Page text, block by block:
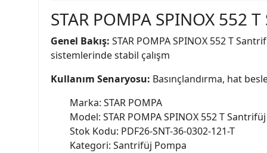
STAR POMPA SPINOX 552
Genel Bakış: STAR POMPA SPINOX 552 T
sistemlerinde stabil çalışm
Kullanım Senaryosu: Basınçlandırma, hat
Marka: STAR POMPA
Model: STAR POMPA SPINOX 552 T
Stok Kodu: PDF26-SNT-36-0302-121-T
Kategori: Santrifüj Pompa